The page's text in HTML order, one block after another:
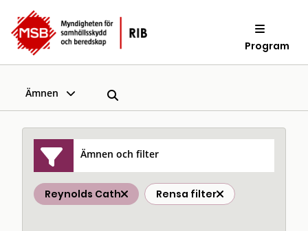
Program
Ämnen
Ämnen och filter
Reynolds Cath Rensa filter